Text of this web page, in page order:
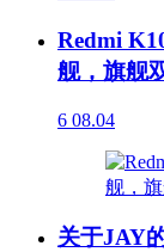
Redmi
舰，旗舰
6 08.04
关于JAY